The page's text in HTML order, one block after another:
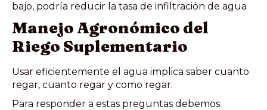
bajo, podría reducir la tasa de infiltración de agua
Manejo Agronómico del
Riego Suplementario
Usar eficientemente el agua implica saber cuanto
regar, cuanto regar y como regar.
Para responder a estas preguntas debemos